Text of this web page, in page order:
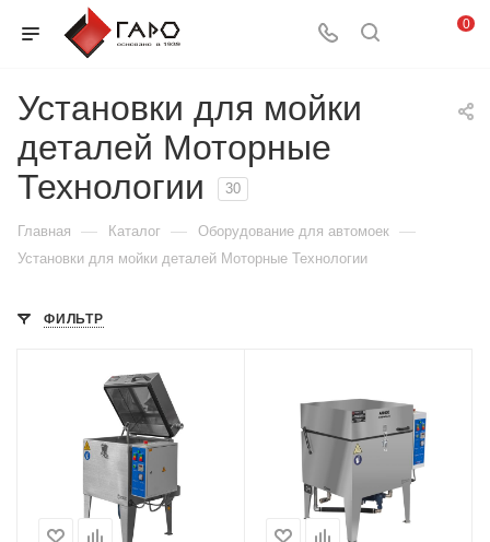
0
Установки для мойки
деталей Моторные
Технологии
30
Главная — Каталог — Оборудование для автомоек —
Установки для мойки деталей Моторные Технологии
ФИЛЬТР